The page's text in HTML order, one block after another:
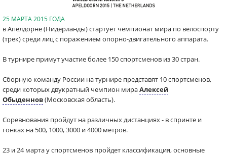
25 МАРТА 2015 ГОДА
в Апелдорне (Нидерланды) стартует чемпионат мира по велоспорту
(трек) среди лиц с поражением опорно-двигательного аппарата.
В турнире примут участие более 150 спортсменов из 30 стран.
Сборную команду России на турнире представят 10 спортсменов,
среди которых двукратный чемпион мираАлексей
Обыденнов(Московская область).
Соревнования пройдут на различных дистанциях - в спринте и
гонках на 500, 1000, 3000 и 4000 метров.
23 и 24 марта у спортсменов пройдет классификация, основные